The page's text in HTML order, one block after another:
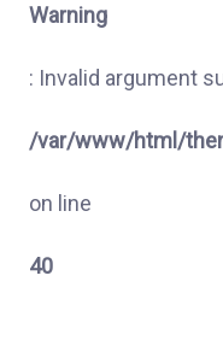
Warning
: Invalid argument
/var/www/html/
on line
40